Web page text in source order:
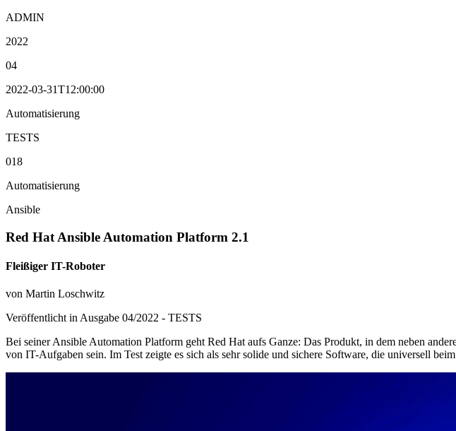
ADMIN
2022
04
2022-03-31T12:00:00
Automatisierung
TESTS
018
Automatisierung
Ansible
Red Hat Ansible Automation Platform 2.1
Fleißiger IT-Roboter
von Martin Loschwitz
Veröffentlicht in Ausgabe 04/2022 - TESTS
Bei seiner Ansible Automation Platform geht Red Hat aufs Ganze: Das Produkt, in dem neben
von IT-Aufgaben sein. Im Test zeigte es sich als sehr solide und sichere Software, die universell